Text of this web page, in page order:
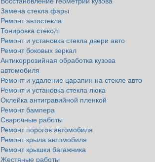
Замена стекла фары
Ремонт автостекла
Тонировка стекол
Ремонт и установка стекла двери авто
Ремонт боковых зеркал
Антикоррозийная обработка кузова
автомобиля
Ремонт и удаление царапин на стекле авто
Ремонт и установка стекла люка
Оклейка антигравийной пленкой
Ремонт бампера
Сварочные работы
Ремонт порогов автомобиля
Ремонт крыла автомобиля
Ремонт крышки багажника
Жестяные работы